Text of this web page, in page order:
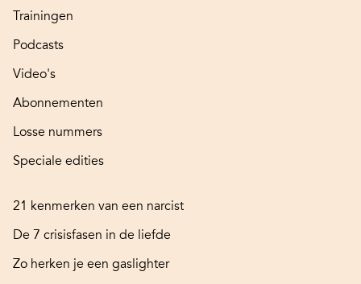
Trainingen
Podcasts
Video's
Abonnementen
Losse nummers
Speciale edities
21 kenmerken van een narcist
De 7 crisisfasen in de liefde
Zo herken je een gaslighter